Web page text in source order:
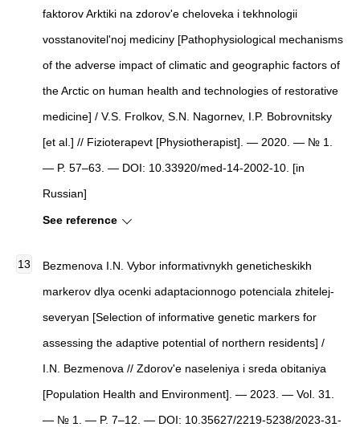
faktorov Arktiki na zdorov'e cheloveka i tekhnologii
vosstanovitel'noj mediciny [Pathophysiological mechanisms
of the adverse impact of climatic and geographic factors of
the Arctic on human health and technologies of restorative
medicine] / V.S. Frolkov, S.N. Nagornev, I.P. Bobrovnitsky
[et al.] // Fizioterapevt [Physiotherapist]. — 2020. — № 1.
— P. 57–63. — DOI: 10.33920/med-14-2002-10. [in
Russian]
See reference
Bezmenova I.N. Vybor informativnykh geneticheskikh
markerov dlya ocenki adaptacionnogo potenciala zhitelej-
severyan [Selection of informative genetic markers for
assessing the adaptive potential of northern residents] /
I.N. Bezmenova // Zdorov'e naseleniya i sreda obitaniya
[Population Health and Environment]. — 2023. — Vol. 31.
— № 1. — P. 7–12. — DOI: 10.35627/2219-5238/2023-31-